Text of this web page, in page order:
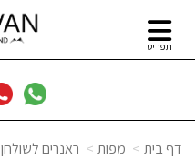
תפריט
דף בית מפות ראנרים לשולחן